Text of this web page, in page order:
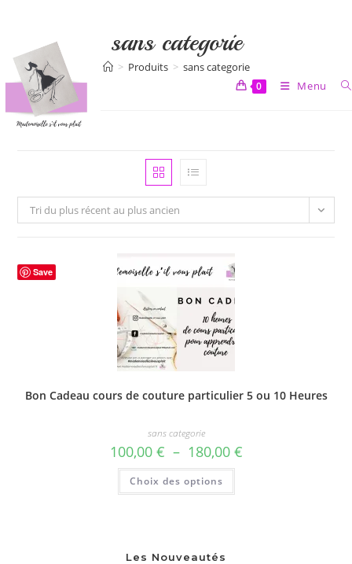
content
0 Menu
sans categorie
> Produits > sans categorie
Tri du plus récent au plus ancien
Save
Bon Cadeau cours de couture particulier 5 ou 10 Heures
sans categorie
100,00 € – 180,00 €Plage
de
Choix des options
Ce
a
Les Nouveautés